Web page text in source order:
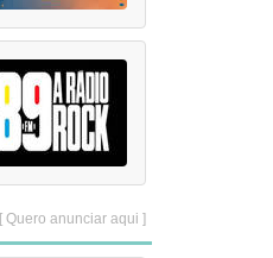
[ Quero anunciar aqui ]